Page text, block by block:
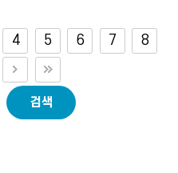
4 5 6 7
8
검색